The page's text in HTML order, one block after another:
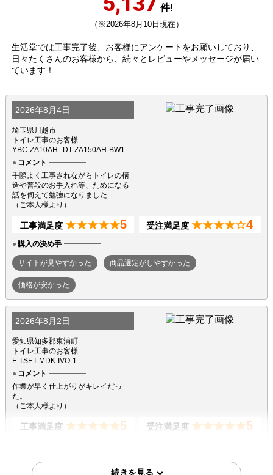
件!
（※2026年8月10日現在）
生活堂では工事完了後、お客様にアンケートをお願いしており、
日々たくさんのお客様から、続々とレビューやメッセージが届い
ています！
2026年8月4日
埼玉県川越市
トイレ工事のお客様
YBC-ZA10AH--DT-ZA150AH-BW1
コメント
手際よく工事されながらトイレの構
造や普段のお手入れ等、ためになる
話を伺えて勉強になりました
（ご本人様より）
工事満足度 ★★★★★5 受注満足度 ★★★★☆4
購入の決め手
サイトが見やすかった 商品選定がしやすかった
価格が安かった
2026年8月2日
愛知県知多郡東浦町
トイレ工事のお客様
F-TSET-MDK-IVO-1
コメント
作業が早く仕上がりがキレイだっ
た。
（ご本人様より）
工事満足度 ★★★★★5 受注満足度 ★★★★★5
商品選定がしやすかった 価格が安かった